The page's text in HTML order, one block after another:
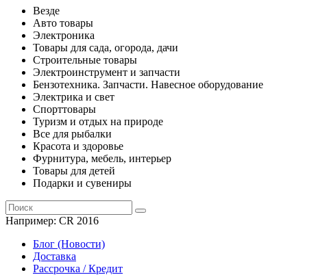
Везде
Авто товары
Электроника
Товары для сада, огорода, дачи
Строительные товары
Электроинструмент и запчасти
Бензотехника. Запчасти. Навесное оборудование
Электрика и свет
Спорттовары
Туризм и отдых на природе
Все для рыбалки
Красота и здоровье
Фурнитура, мебель, интерьер
Товары для детей
Подарки и сувениры
Например: CR 2016
Блог (Новости)
Доставка
Рассрочка / Кредит